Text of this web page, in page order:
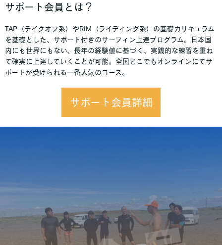
サポート会員とは？
TAP（テイクオフ系）やRIM（ライディング系）の基礎カリキュラム
を基礎とした、サポート付きのサーフィン上達プログラム。日本国
内にも世界にもない、長年の経験値に基づく、実践的な練習を重ね
て確実に上達していくことが可能。全国どこでもオンラインにてサ
ポートが受けられる一番人気のコース。
サポート会員詳細